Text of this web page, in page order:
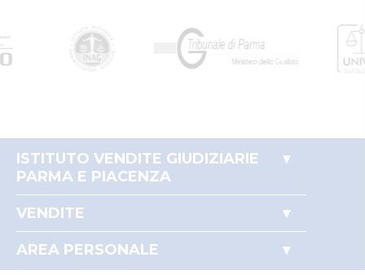
ISTITUTO VENDITE GIUDIZIARIE
PARMA E PIACENZA
Perché comprare all'asta
Partecipare alle aste
VENDITE
Beni mobili
AREA PERSONALE
Il mio profilo